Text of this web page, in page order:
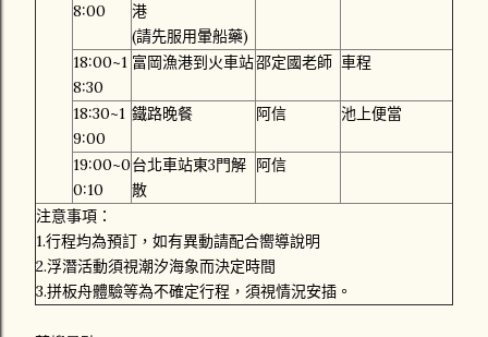
8:00
港
(請先服用暈船藥)
18:00~1
8:30
富岡漁港到火車站邵定國老師 車程
18:30~1
9:00
鐵路晚餐 阿信 池上便當
19:00~0
0:10
台北車站東3門解
散
阿信
注意事項：
1.行程均為預訂，如有異動請配合嚮導說明
2.浮潛活動須視潮汐海象而決定時間
3.拼板舟體驗等為不確定行程，須視情況安插。